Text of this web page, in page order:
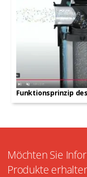
Funktionsprinzip
Möchten Sie
Produkte